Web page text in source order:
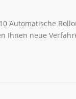
Automatische
Ihnen neue